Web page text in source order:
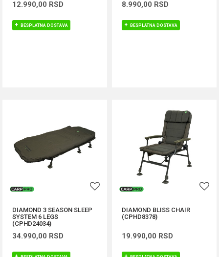
12.990,00 RSD
BESPLATNA DOSTAVA
8.990,00 RSD
BESPLATNA DOSTAVA
DIAMOND 3 SEASON SLEEP
SYSTEM 6 LEGS
(CPHD24034)
34.990,00 RSD
DIAMOND BLISS CHAIR
(CPHD8378)
19.990,00 RSD